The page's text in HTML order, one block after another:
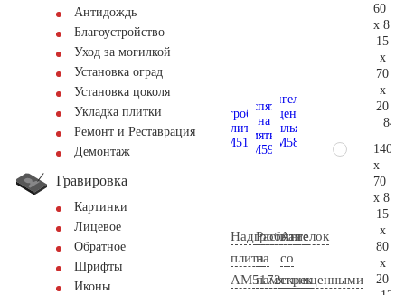
Антидождь
Благоустройство
Уход за могилкой
Установка оград
Установка цоколя
Укладка плитки
Ремонт и Реставрация
Демонтаж
Гравировка
Картинки
Лицевое
Обратное
Шрифты
Иконы
Надгробная
плита
AM5172
Распятие
на
памятник
Ангелок
со
скрещенными
60
x 8
15
x
70
x
20
140
x
70
x 8
15
x
80
x
20